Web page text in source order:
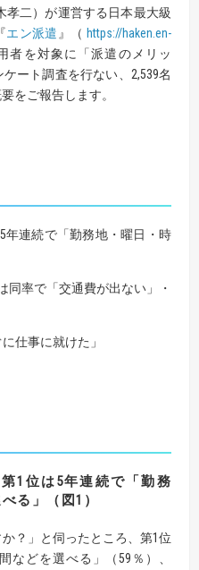
孝二）が運営する日本最大級
エン派遣 』（https://haken.en-
者を対象に「派遣のメリッ
ート調査を行ない、2,539名
をご報告します。
年連続で「勤務地・曜日・時
同率で「交通費が出ない」・
仕事に就けた」
1位は5年連続で「勤務
る」（図1）
？」と伺ったところ、第1位
などを選べる」（59％）、